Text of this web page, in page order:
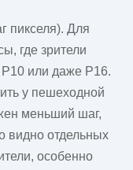
пикселя). Для
где зрители
P10 или даже P16.
у пешеходной
меньший шаг,
видно отдельных
особенно